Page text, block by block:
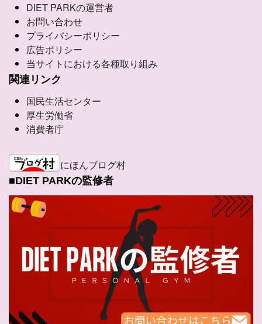
DIET PARKの運営者
お問い合わせ
プライバシーポリシー
広告ポリシー
当サイトにおける各種取り組み
関連リンク
国民生活センター
厚生労働省
消費者庁
にほんブログ村
■DIET PARKの監修者